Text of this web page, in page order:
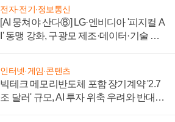
전자·전기·정보통신
[AI 뭉쳐야 산다⑧] LG·엔비디아 '피지컬 A
I' 동맹 강화, 구광모 제조·데이터·기술 결
인터넷·게임·콘텐츠
빅테크 메모리반도체 포함 장기계약 '2.7
조 달러' 규모, AI 투자 위축 우려와 반대